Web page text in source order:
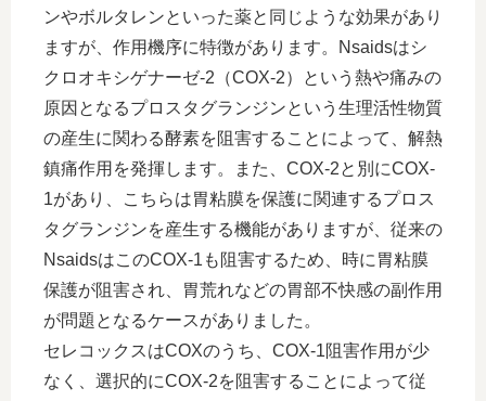
ンやボルタレンといった薬と同じような効果があり
ますが、作用機序に特徴があります。Nsaidsはシ
クロオキシゲナーゼ-2（COX-2）という熱や痛みの
原因となるプロスタグランジンという生理活性物質
の産生に関わる酵素を阻害することによって、解熱
鎮痛作用を発揮します。また、COX-2と別にCOX-
1があり、こちらは胃粘膜を保護に関連するプロス
タグランジンを産生する機能がありますが、従来の
NsaidsはこのCOX-1も阻害するため、時に胃粘膜
保護が阻害され、胃荒れなどの胃部不快感の副作用
が問題となるケースがありました。
セレコックスはCOXのうち、COX-1阻害作用が少
なく、選択的にCOX-2を阻害することによって従